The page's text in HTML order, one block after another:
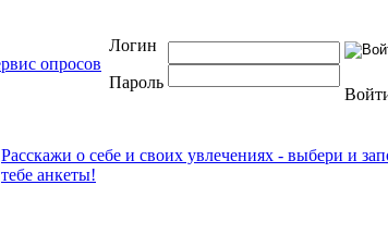
Логин
Пароль
Расскажи о себе и своих увлечениях - выбери и
тебе анкеты!